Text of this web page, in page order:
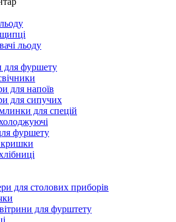
льоду
для фуршету
для напоїв
для сипучих
для спецій
фуршету
кришки
для столових приборів
для фурштету